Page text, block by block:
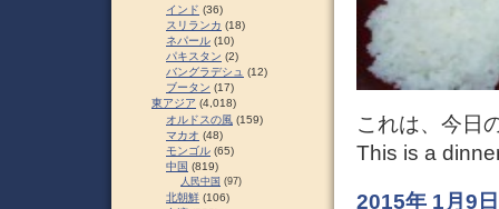
これは、今日
This is a
2015年 1月9
インド (36)
スリランカ (18)
ネパール (10)
パキスタン (2)
バングラデシュ (12)
ブータン (17)
東アジア (4,018)
オルドスの風 (159)
マカオ (48)
モンゴル (65)
中国 (819)
人民中国 (97)
北朝鮮 (106)